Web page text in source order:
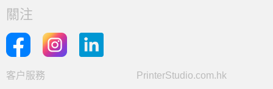
關注
客户服務
PrinterStudio.com.hk